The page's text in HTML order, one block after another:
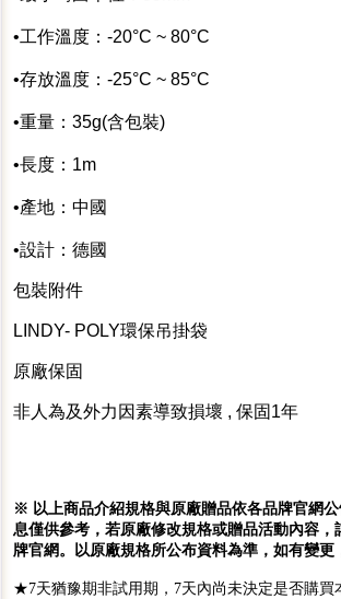
•工作溫度：-20°C ~ 80°C
•存放溫度：-25°C ~ 85°C
•重量：35g(含包裝)
•長度：1m
•產地：中國
•設計：德國
包裝附件
LINDY- POLY環保吊掛袋
原廠保固
非人為及外力因素導致損壞 , 保固1年
※ 以上商品介紹規格與原廠贈品依各品牌官網
息僅供參考，若原廠修改規格或贈品活動內容，
牌官網。以原廠規格所公布資料為準，如有變更
★7天猶豫期非試用期，7天內尚未決定是否購買